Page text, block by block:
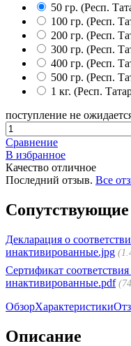
50 гр. (Респ.
100 гр. (Респ.
200 гр. (Респ.
300 гр. (Респ.
400 гр. (Респ.
500 гр. (Респ.
1 кг. (Респ.
поступление не
Сравнение
В избранное
Качество отличное
Последний отзыв. Все
Декларация о
инактивированные.jpg
Сертификат
инактивированные.pdf
ОбзорХарактеристики
Описание